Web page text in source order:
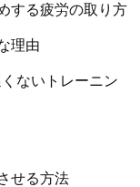
する疲労の取り方
理由
ないトレーニン
せる方法